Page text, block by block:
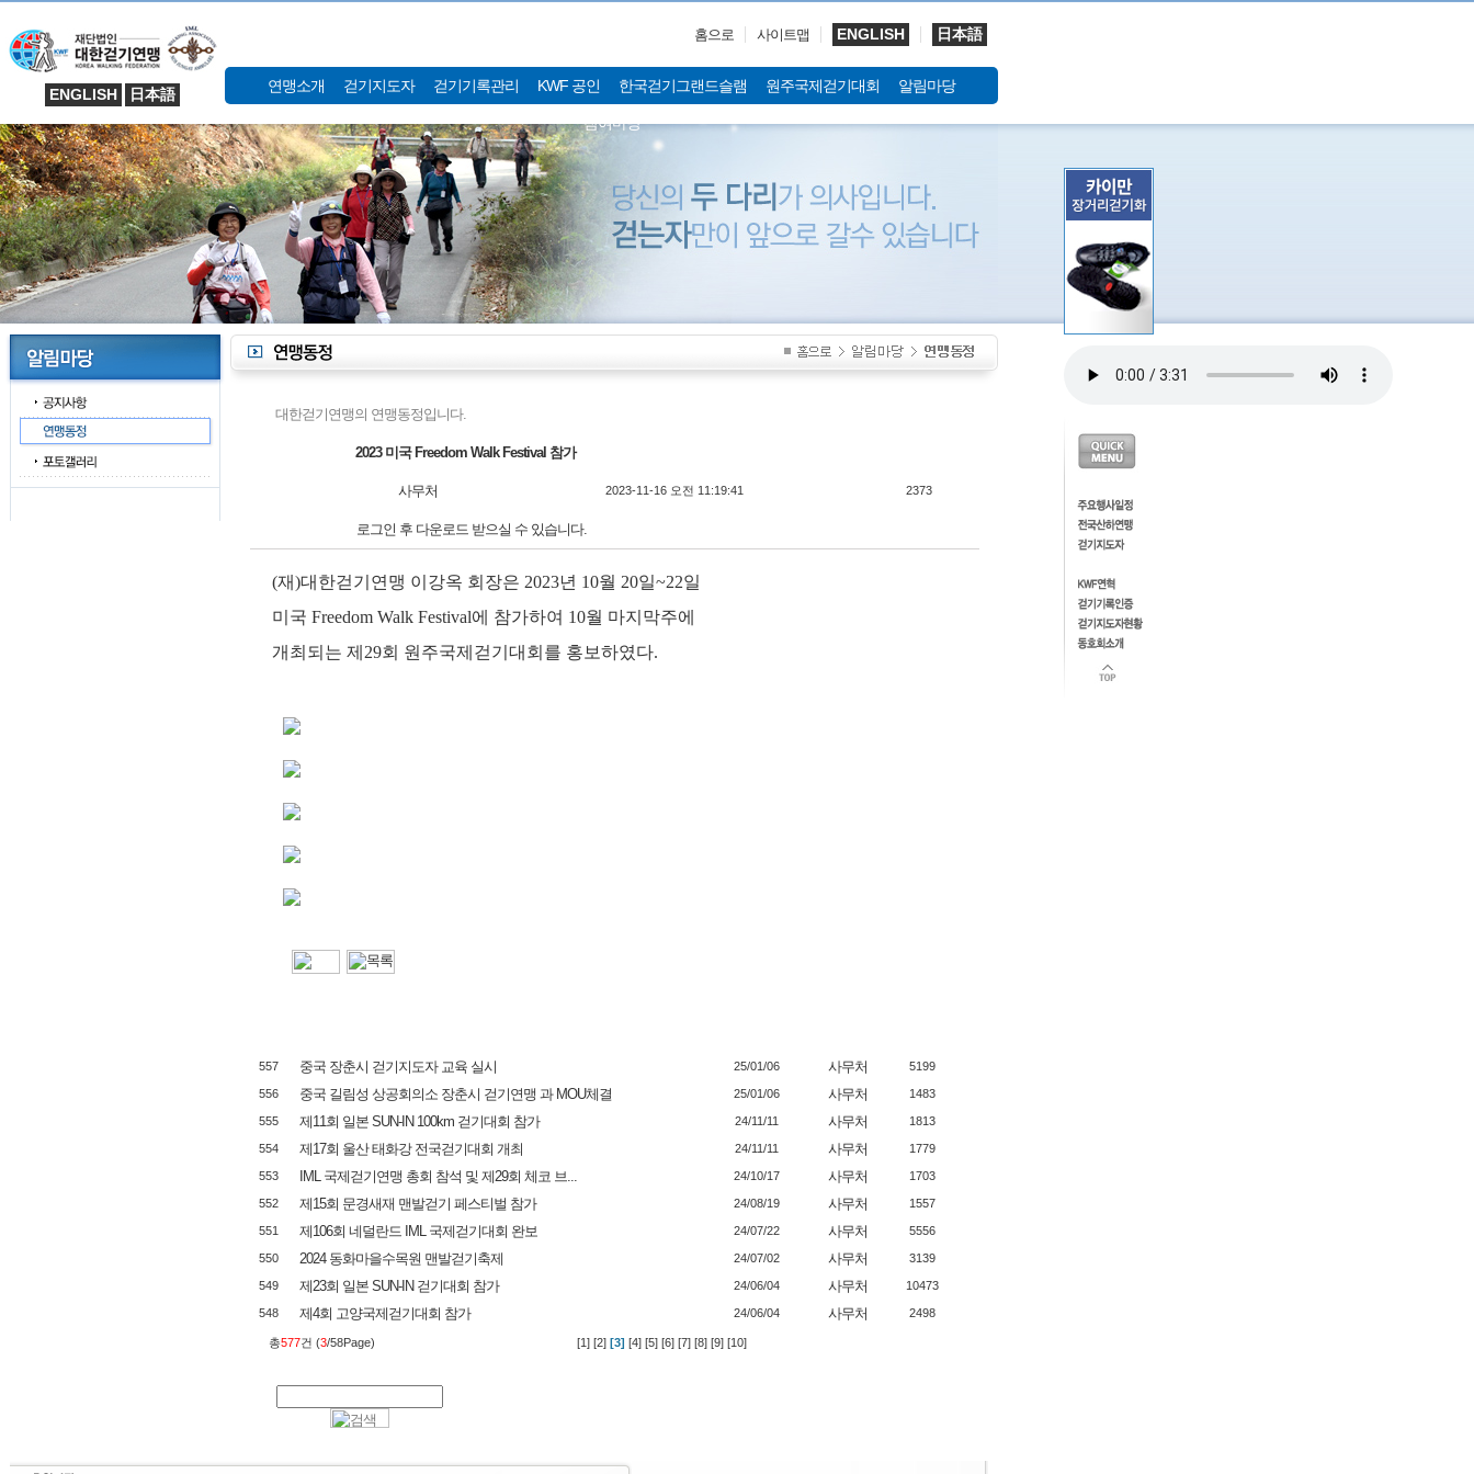
ENGLISH 日本語
홈으로 사이트맵 ENGLISH 日本語
연맹소개 걷기지도자 걷기기록관리 KWF 공인 한국걷기그랜드슬램 원주국제걷기대회 알림마당
참여마당
대한걷기연맹의 연맹동정입니다.
2023 미국 Freedom Walk Festival 참가
사무처 2023-11-16 오전 11:19:41 2373
로그인 후 다운로드 받으실 수 있습니다.
(재)대한걷기연맹 이강옥 회장은 2023년 10월 20일~22일
미국 Freedom Walk Festival에 참가하여 10월 마지막주에
개최되는 제 29회 원주국제걷기대회를 홍보하였다.
557 중국 장춘시 걷기지도자 교육 실시 25/01/06 사무처 5199
556 중국 길림성 상공회의소 장춘시 걷기연맹 과 MOU체결 25/01/06 사무처 1483
555 제11회 일본 SUN-IN 100km 걷기대회 참가 24/11/11 사무처 1813
554 제17회 울산 태화강 전국걷기대회 개최 24/11/11 사무처 1779
553 IML 국제걷기연맹 총회 참석 및 제29회 체코 브... 24/10/17 사무처 1703
552 제15회 문경새재 맨발걷기 페스티벌 참가 24/08/19 사무처 1557
551 제106회 네덜란드 IML 국제걷기대회 완보 24/07/22 사무처 5556
550 2024 동화마을수목원 맨발걷기축제 24/07/02 사무처 3139
549 제23회 일본 SUN-IN 걷기대회 참가 24/06/04 사무처 10473
548 제4회 고양국제걷기대회 참가 24/06/04 사무처 2498
총577건 (3/58Page) [1] [2] [3] [4] [5] [6] [7] [8] [9] [10]